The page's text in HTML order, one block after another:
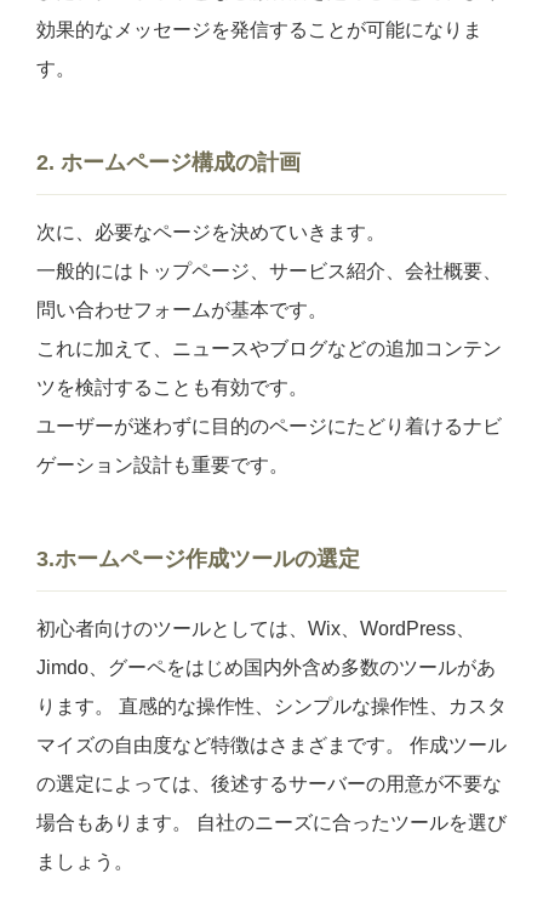
効果的なメッセージを発信することが可能になりま
す。
2. ホームページ構成の計画
次に、必要なページを決めていきます。
一般的にはトップページ、サービス紹介、会社概要、
問い合わせフォームが基本です。
これに加えて、ニュースやブログなどの追加コンテン
ツを検討することも有効です。
ユーザーが迷わずに目的のページにたどり着けるナビ
ゲーション設計も重要です。
3.ホームページ作成ツールの選定
初心者向けのツールとしては、Wix、WordPress、
Jimdo、グーペをはじめ国内外含め多数のツールがあ
ります。 直感的な操作性、シンプルな操作性、カスタ
マイズの自由度など特徴はさまざまです。 作成ツール
の選定によっては、後述するサーバーの用意が不要な
場合もあります。 自社のニーズに合ったツールを選び
ましょう。